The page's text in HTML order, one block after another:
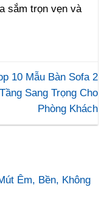
sắm trọn vẹn và
10 Mẫu Bàn Sofa 2
Tầng Sang Trọng Cho
Phòng Khách
Êm, Bền, Không